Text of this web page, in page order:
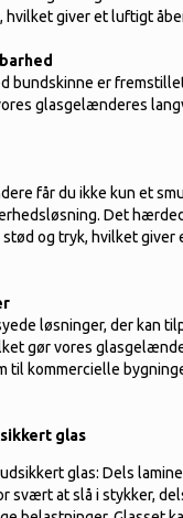
giver et luftigt
bundskinne er
glasgelænderes
får du ikke kun et
Det
og tryk, hvilket giver
løsninger, der kan
gør vores
til kommercielle
glas
glas: Dels
svært at slå i stykker,